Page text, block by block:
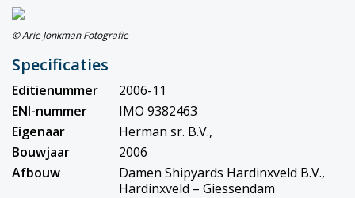
© Arie Jonkman Fotografie
Specificaties
Editienummer
2006-11
ENI-nummer
IMO 9382463
Eigenaar
Herman sr. B.V.,
Bouwjaar
2006
Afbouw
Damen Shipyards Hardinxveld B.V.,
Hardinxveld – Giessendam